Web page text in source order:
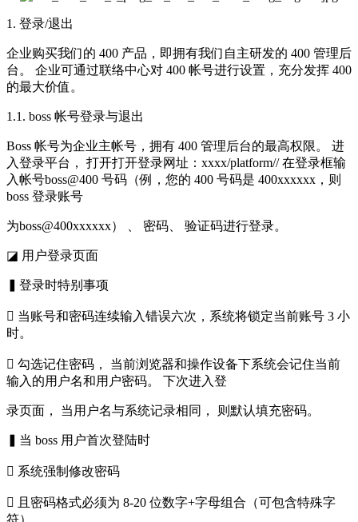
1. 登录/退出
企业购买我们的 400 产品，即拥有我们自主研发的 400 管理后
台。 企业可通过联络中心对 400 帐号进行设置，充分发挥 400
的最大价值。
1.1. boss 帐号登录与退出
Boss 帐号为企业主帐号，拥有 400 管理后台的最高权限。 进
入登录平台， 打开打开登录网址：xxxx/platform// 在登录框输
入帐号boss@400 号码（例，您的 400 号码是 400xxxxxx，则
boss 登录账号
为boss@400xxxxxx） 、 密码、 验证码进行登录。
◪ 用户登录页面
▍登录时特别事项
 当账号和密码连续输入错误六次，系统将锁定当前账号 3 小
时。
 勾选记住密码， 当前浏览器和操作设备下系统会记住当前
输入的用户名和用户密码。 下次进入登
录页面， 当用户名与系统记录相同， 则默认填充密码。
▍当 boss 用户首次登陆时
 系统强制修改密码
 且密码格式必须为 8-20 位数字+字母组合（可包含特殊字